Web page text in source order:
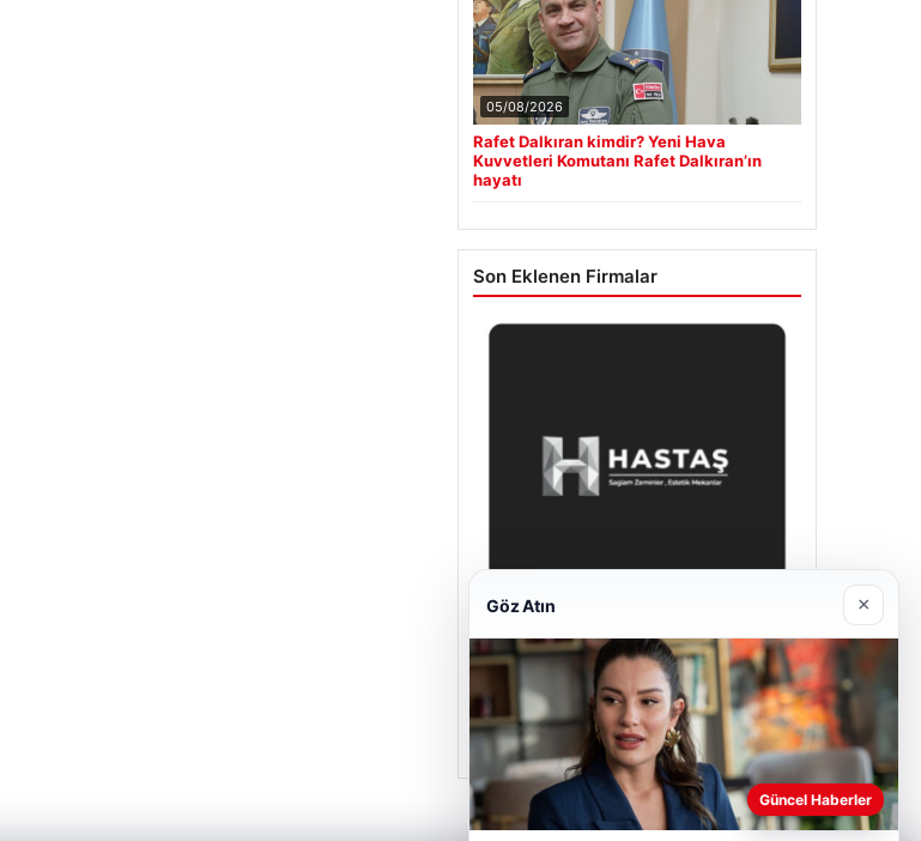
05/08/2026
Rafet Dalkıran kimdir? Yeni Hava
Kuvvetleri Komutanı Rafet Dalkıran’ın
hayatı
Son Eklenen Firmalar
Hastaş Beton
26/05/2026
Göz Atın ×
Güncel Haberler